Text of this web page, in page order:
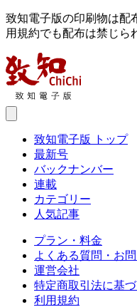
致知電子版の印刷物は配
用規約でも配布は禁じら
致知電子版 トップ
最新号
バックナンバー
連載
カテゴリー
人気記事
プラン・料金
よくある質問・お
運営会社
特定商取引法に基
利用規約